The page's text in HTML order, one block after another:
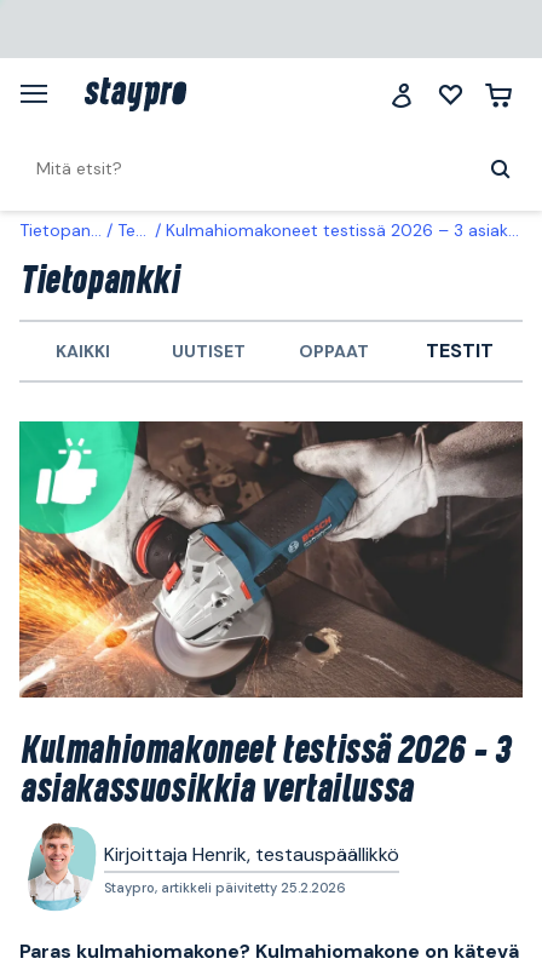
Tietopankki Testit Kulmahiomakoneet testissä 2026 – 3 asiakassuosikkia vertailussa
Tietopankki
KAIKKI UUTISET OPPAAT TESTIT
Kulmahiomakoneet testissä 2026 – 3
asiakassuosikkia vertailussa
Kirjoittaja Henrik, testauspäällikkö
Staypro, artikkeli päivitetty 25.2.2026
Paras kulmahiomakone? Kulmahiomakone on kätevä